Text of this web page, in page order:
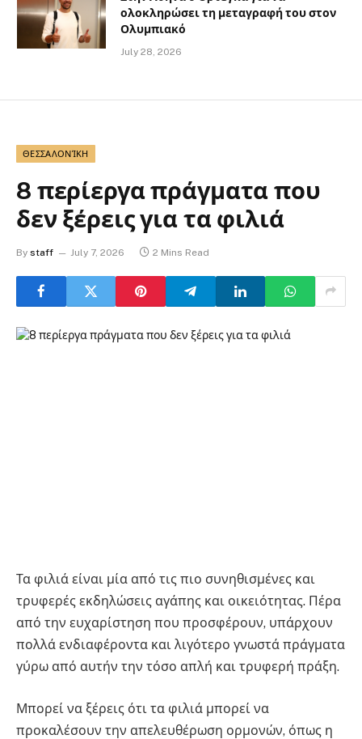
ολοκληρώσει τη μεταγραφή του στον
Ολυμπιακό
July 28, 2026
ΘΕΣΣΑΛΟΝΊΚΗ
8 περίεργα πράγματα που
δεν ξέρεις για τα φιλιά
By staff July 7, 2026 2 Mins Read
Τα φιλιά είναι μία από τις πιο συνηθισμένες και
τρυφερές εκδηλώσεις αγάπης και οικειότητας. Πέρα
από την ευχαρίστηση που προσφέρουν, υπάρχουν
πολλά ενδιαφέροντα και λιγότερο γνωστά πράγματα
γύρω από αυτήν την τόσο απλή και τρυφερή πράξη.
Μπορεί να ξέρεις ότι τα φιλιά μπορεί να
προκαλέσουν την απελευθέρωση ορμονών, όπως η